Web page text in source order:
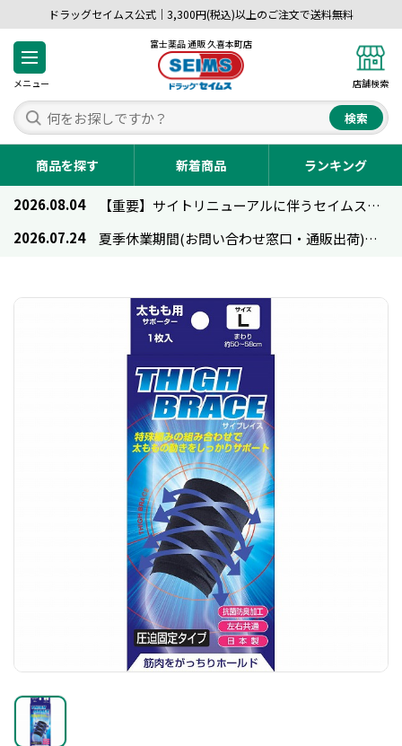
ドラッグセイムス公式｜3,300円(税込)以上のご注文で送料無料
メニュー
富士薬品 通販 久喜本町店
店舗検索
検索
商品を探す 新着商品 ランキング
2026.08.04
【重要】サイトリニューアルに伴うセイムス通販のご利用について
2026.07.24
夏季休業期間(お問い合わせ窓口・通販出荷)のお知らせ